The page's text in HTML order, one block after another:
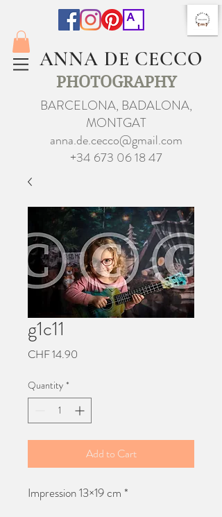
ANNA DE CECCO
PHOTOGRAPHY
BARCELONA, BADALONA,
MONTGAT
anna.de.cecco@gmail.com
+34 673 06 18 47
g1c11
CHF 14.90
Quantity *
Add to Cart
Impression 13×19 cm *